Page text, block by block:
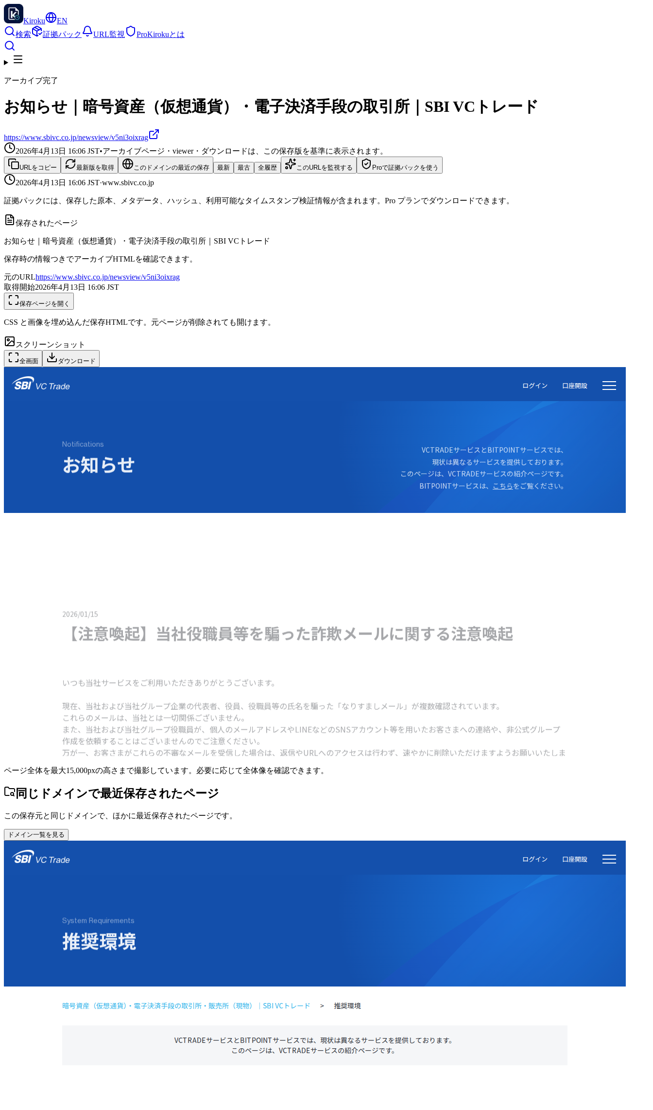
Kiroku
EN
検索
証拠パック URL監視 ProKirokuとは
アーカイブ完了
お知らせ｜暗号資産（仮想通貨）・電子決済手段の取引所｜SBI VCトレード
https://www.sbivc.co.jp/newsview/v5ni3oixrag
2026年4月13日 16:06 JST•アーカイブページ・viewer・ダウンロードは、この保存版を基準に表示されます。
URLをコピー 最新版を取得 このドメインの最近の保存 最新 最古 全履歴 このURLを監視する Proで証拠パックを使う
2026年4月13日 16:06 JST·www.sbivc.co.jp
証拠パックには、保存した原本、メタデータ、ハッシュ、利用可能なタイムスタンプ検証情報が含まれます。Pro プランでダウンロードできます。
保存されたページ
お知らせ｜暗号資産（仮想通貨）・電子決済手段の取引所｜SBI VCトレード
保存時の情報つきでアーカイブHTMLを確認できます。
元のURLhttps://www.sbivc.co.jp/newsview/v5ni3oixrag
取得開始2026年4月13日 16:06 JST
保存ページを開く
CSS と画像を埋め込んだ保存HTMLです。元ページが削除されても開けます。
スクリーンショット
全画面 ダウンロード
ページ全体を最大15,000pxの高さまで撮影しています。必要に応じて全体像を確認できます。
同じドメインで最近保存されたページ
この保存元と同じドメインで、ほかに最近保存されたページです。
ドメイン一覧を見る